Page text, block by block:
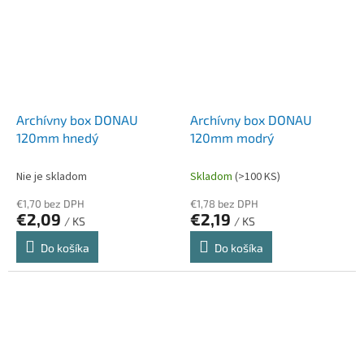
Archívny box DONAU
120mm hnedý
Nie je skladom
€1,70 bez DPH
€2,09 / KS
Do košíka
Archívny box DONAU
120mm modrý
Skladom (>100 KS)
€1,78 bez DPH
€2,19 / KS
Do košíka